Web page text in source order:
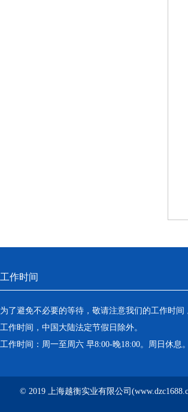
工作时间
为了避免不必要的等待，敬请注意我们的工作时间
工作时间，中国大陆法定节假日除外。
工作时间：周一至周六 早8:00-晚18:00。周日休息。
© 2019 上海越衡实业有限公司